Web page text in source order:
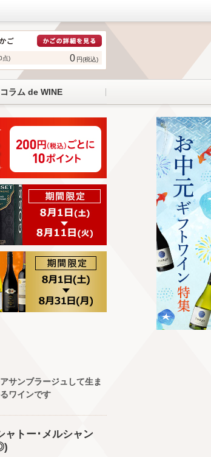
点) 0 円(税込)
コラム de WINE
サンブラージュして生ま
ワインです
ャトー･メルシャン